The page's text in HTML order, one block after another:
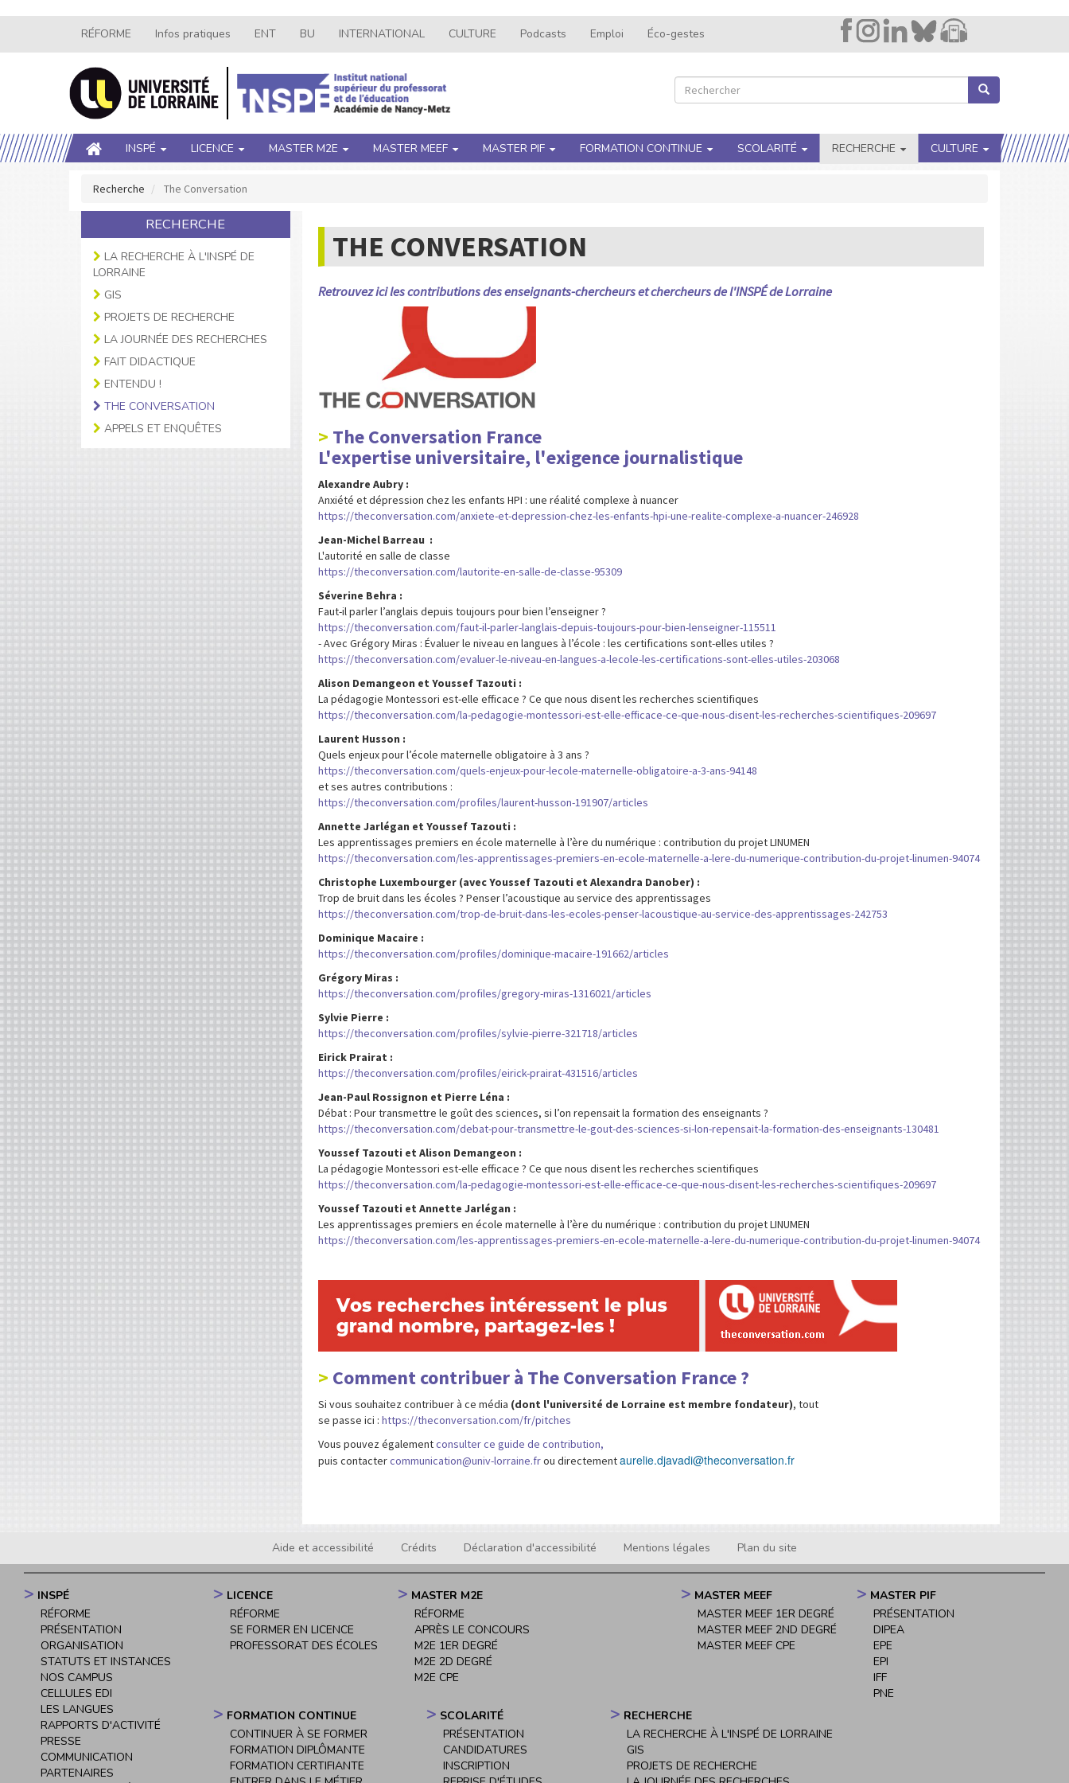
contenu
Navigation
secondaire
RÉFORME Infos pratiques ENT BU INTERNATIONAL CULTURE Podcasts Emploi Éco-gestes
Image
Lien
Rechercher
Rechercher Rechercher
Main
navigation
INSPÉ LICENCE MASTER M2E MASTER MEEF MASTER PIF FORMATION CONTINUE SCOLARITÉ RECHERCHE CULTURE
Recherche The Conversation
RECHERCHE
LA RECHERCHE À L'INSPÉ DE
LORRAINE
GIS
PROJETS DE RECHERCHE
LA JOURNÉE DES RECHERCHES
FAIT DIDACTIQUE
ENTENDU !
THE CONVERSATION
APPELS ET ENQUÊTES
THE CONVERSATION
Retrouvez ici les contributions des enseignants-chercheurs et chercheurs de l'INSPÉ de Lorraine
The Conversation France
L'expertise universitaire, l'exigence journalistique
Alexandre Aubry :
Anxiété et dépression chez les enfants HPI : une réalité complexe à nuancer
https://theconversation.com/anxiete-et-depression-chez-les-enfants-hpi-une-realite-complexe-a-nuancer-246928
Jean-Michel Barreau :
L'autorité en salle de classe
https://theconversation.com/lautorite-en-salle-de-classe-95309
Séverine Behra :
Faut-il parler l’anglais depuis toujours pour bien l’enseigner ?
https://theconversation.com/faut-il-parler-langlais-depuis-toujours-pour-bien-lenseigner-115511
- Avec Grégory Miras : Évaluer le niveau en langues à l’école : les certifications sont-elles utiles ?
https://theconversation.com/evaluer-le-niveau-en-langues-a-lecole-les-certifications-sont-elles-utiles-203068
Alison Demangeon et Youssef Tazouti :
La pédagogie Montessori est-elle efficace ? Ce que nous disent les recherches scientifiques
https://theconversation.com/la-pedagogie-montessori-est-elle-efficace-ce-que-nous-disent-les-recherches-scientifiques-209697
Laurent Husson :
Quels enjeux pour l’école maternelle obligatoire à 3 ans ?
https://theconversation.com/quels-enjeux-pour-lecole-maternelle-obligatoire-a-3-ans-94148
et ses autres contributions :
https://theconversation.com/profiles/laurent-husson-191907/articles
Annette Jarlégan et Youssef Tazouti :
Les apprentissages premiers en école maternelle à l’ère du numérique : contribution du projet LINUMEN
https://theconversation.com/les-apprentissages-premiers-en-ecole-maternelle-a-lere-du-numerique-contribution-du-projet-linumen-94074
Christophe Luxembourger (avec Youssef Tazouti et Alexandra Danober) :
Trop de bruit dans les écoles ? Penser l’acoustique au service des apprentissages
https://theconversation.com/trop-de-bruit-dans-les-ecoles-penser-lacoustique-au-service-des-apprentissages-242753
Dominique Macaire :
https://theconversation.com/profiles/dominique-macaire-191662/articles
Grégory Miras :
https://theconversation.com/profiles/gregory-miras-1316021/articles
Sylvie Pierre :
https://theconversation.com/profiles/sylvie-pierre-321718/articles
Eirick Prairat :
https://theconversation.com/profiles/eirick-prairat-431516/articles
Jean-Paul Rossignon et Pierre Léna :
Débat : Pour transmettre le goût des sciences, si l’on repensait la formation des enseignants ?
https://theconversation.com/debat-pour-transmettre-le-gout-des-sciences-si-lon-repensait-la-formation-des-enseignants-130481
Youssef Tazouti et Alison Demangeon :
La pédagogie Montessori est-elle efficace ? Ce que nous disent les recherches scientifiques
https://theconversation.com/la-pedagogie-montessori-est-elle-efficace-ce-que-nous-disent-les-recherches-scientifiques-209697
Youssef Tazouti et Annette Jarlégan :
Les apprentissages premiers en école maternelle à l’ère du numérique : contribution du projet LINUMEN
https://theconversation.com/les-apprentissages-premiers-en-ecole-maternelle-a-lere-du-numerique-contribution-du-projet-linumen-94074
Comment contribuer à The Conversation France ?
Si vous souhaitez contribuer à ce média (dont l'université de Lorraine est membre fondateur), tout
se passe ici : https://theconversation.com/fr/pitches
Vous pouvez égalementconsulter ce guide de contribution,
puis contactercommunication@univ-lorraine.frou directementaurelie.djavadi@theconversation.fr
Footer
menu
Aide et accessibilité Crédits Déclaration d'accessibilité Mentions légales Plan du site
Navigation
principale
INSPÉ
RÉFORME
PRÉSENTATION
ORGANISATION
STATUTS ET INSTANCES
NOS CAMPUS
CELLULES EDI
LES LANGUES
RAPPORTS D'ACTIVITÉ
PRESSE
COMMUNICATION
PARTENAIRES
LICENCE
RÉFORME
SE FORMER EN LICENCE
PROFESSORAT DES ÉCOLES
MASTER M2E
RÉFORME
APRÈS LE CONCOURS
M2E 1ER DEGRÉ
M2E 2D DEGRÉ
M2E CPE
MASTER MEEF
MASTER MEEF 1ER DEGRÉ
MASTER MEEF 2ND DEGRÉ
MASTER MEEF CPE
MASTER PIF
PRÉSENTATION
DIPEA
EPE
EPI
IFF
PNE
FORMATION CONTINUE
CONTINUER À SE FORMER
FORMATION DIPLÔMANTE
FORMATION CERTIFIANTE
SCOLARITÉ
PRÉSENTATION
CANDIDATURES
INSCRIPTION
RECHERCHE
LA RECHERCHE À L'INSPÉ DE LORRAINE
GIS
PROJETS DE RECHERCHE